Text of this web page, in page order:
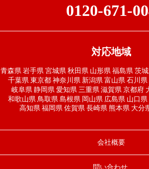
0120-671-
対応地域
青森県 岩手県 宮城県 秋田県 山形県 福島県 茨
千葉県 東京都 神奈川県 新潟県 富山県 石川県
岐阜県 静岡県 愛知県 三重県 滋賀県 京都府
和歌山県 鳥取県 島根県 岡山県 広島県 山口県
高知県 福岡県 佐賀県 長崎県 熊本県 大分
会社概要
問い合わせ